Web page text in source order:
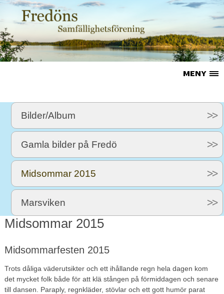
Bilder/Album
Gamla bilder på Fredö
Midsommar 2015
Marsviken
Midsommar 2015
Midsommarfesten 2015
Trots dåliga väderutsikter och ett ihållande regn hela dagen kom
det mycket folk både för att klä stången på förmiddagen och senare
till dansen. Paraply, regnkläder, stövlar och ett gott humör parat